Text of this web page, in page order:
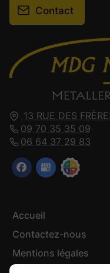
13 RUE DES
09 70 35 35 09
06 64 37 29 83
Accueil
Contactez-nous
Mentions légales
Contact